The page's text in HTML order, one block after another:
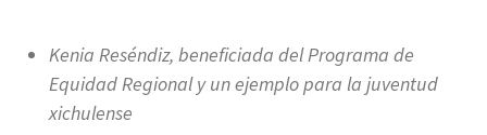
Kenia Reséndiz, beneficiada del Programa de
Equidad Regional y un ejemplo para la juventud
xichulense